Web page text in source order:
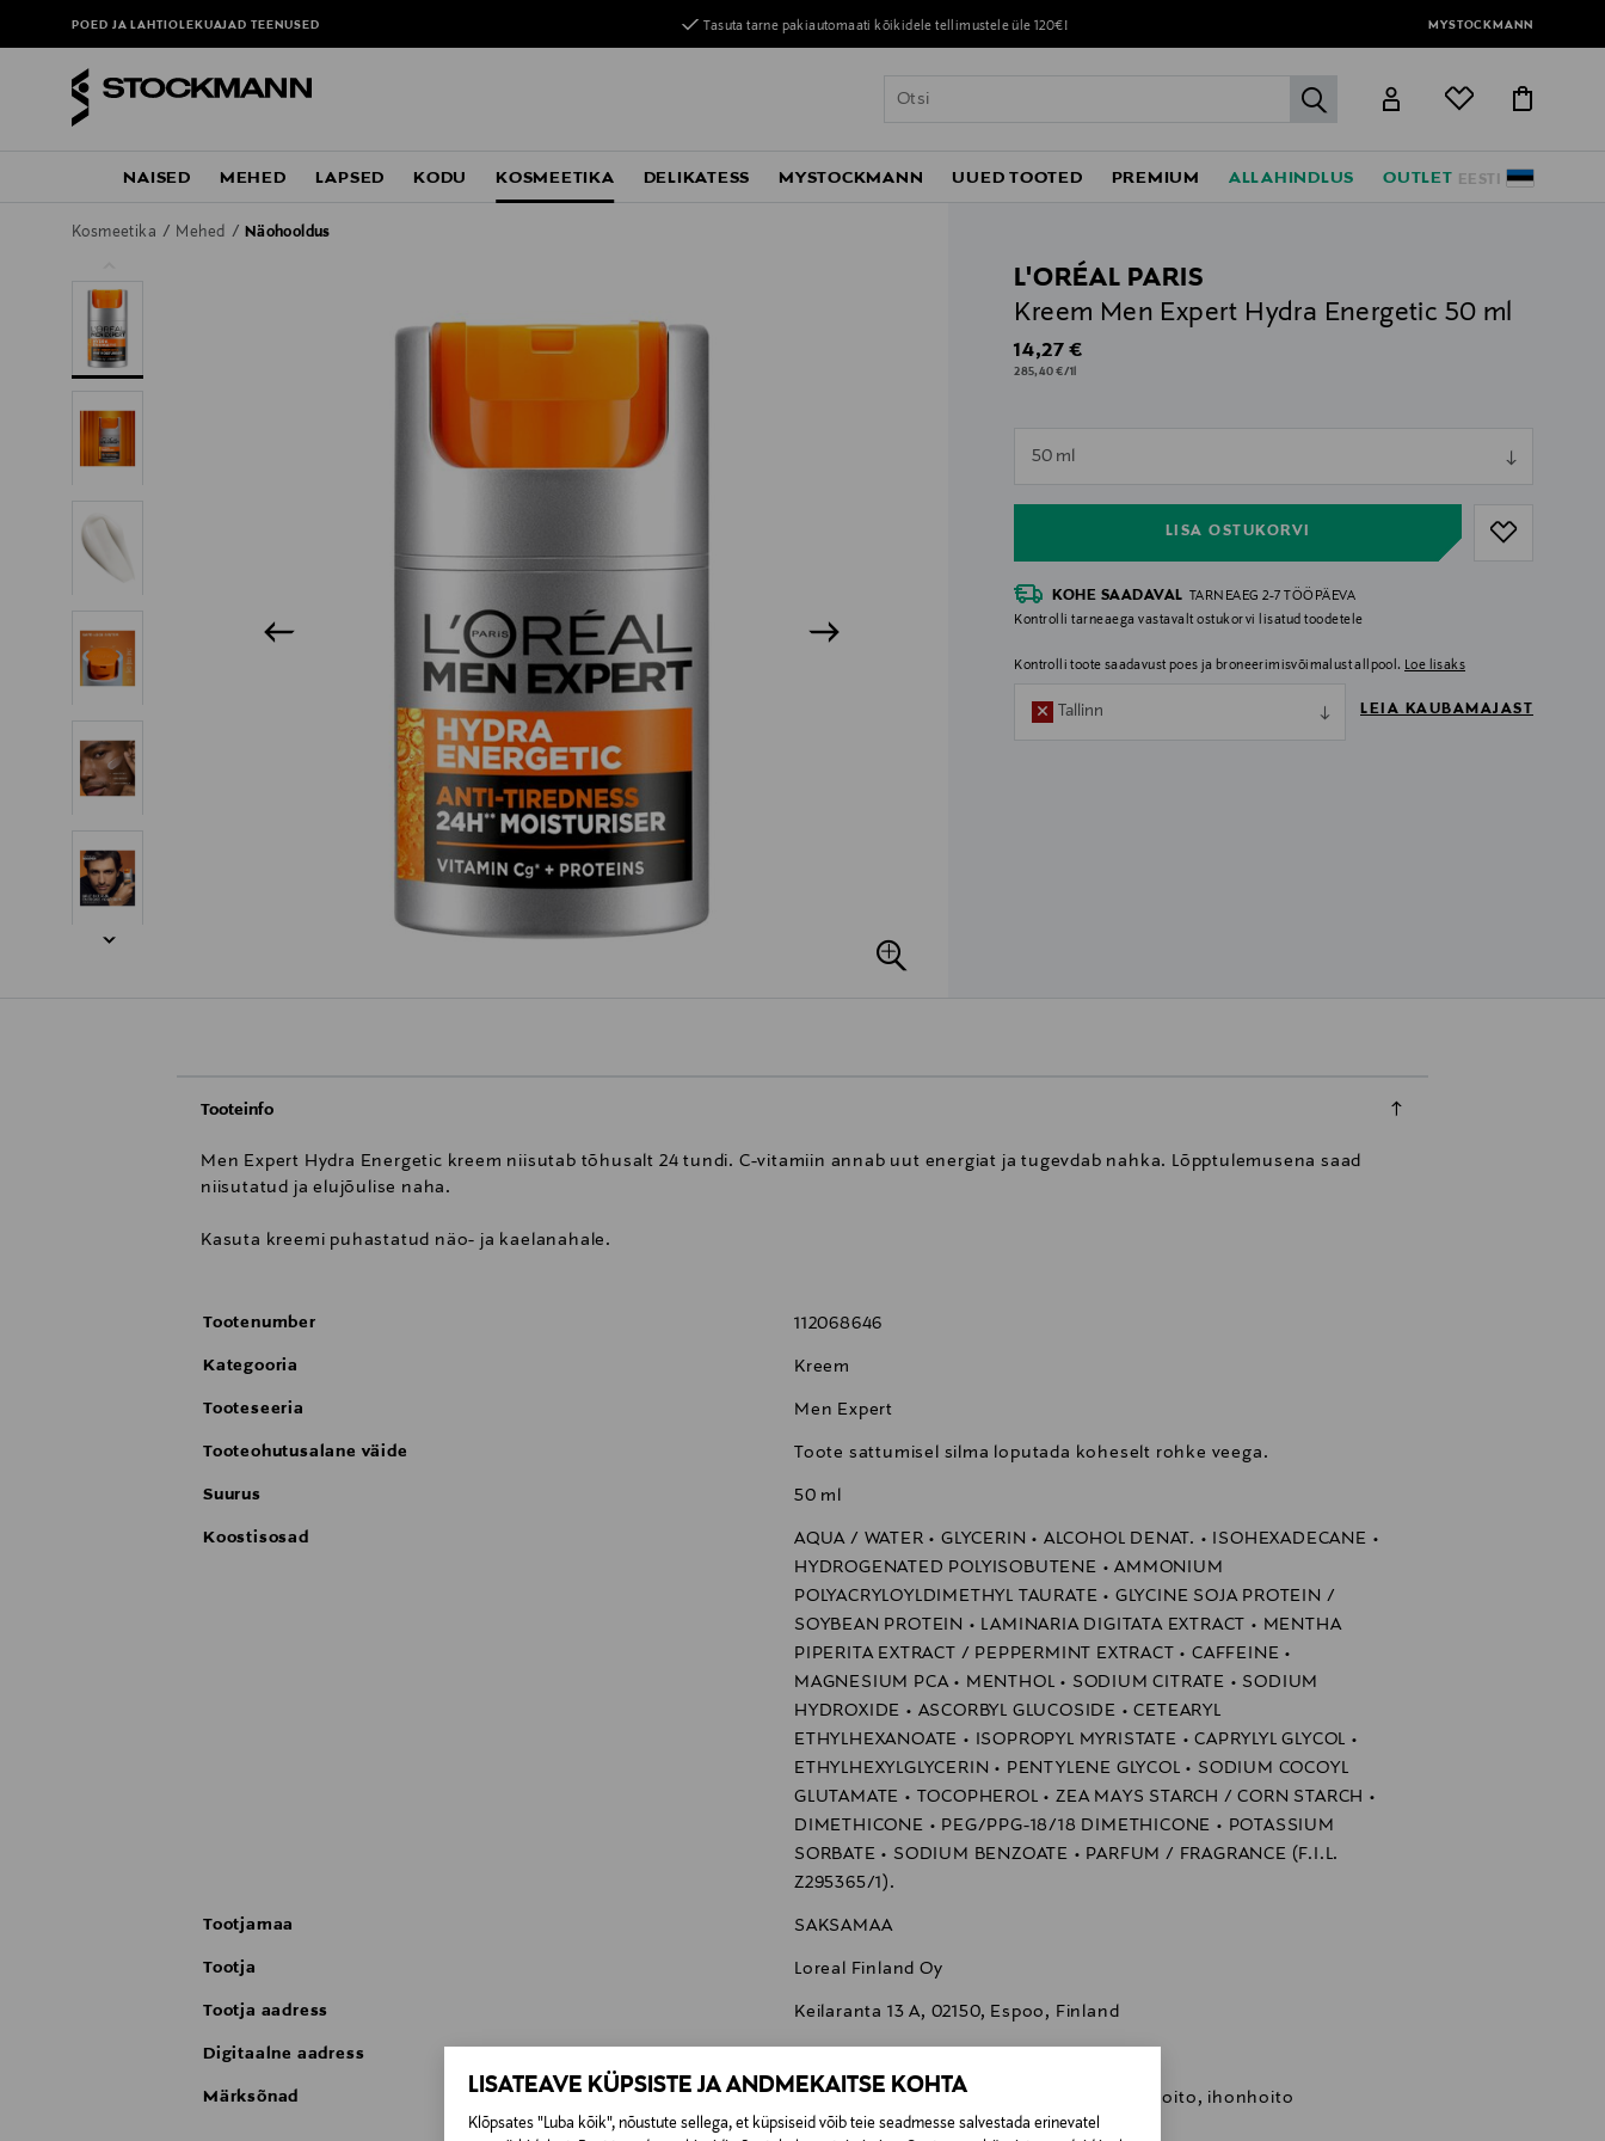
LISATEAVE KÜPSISTE JA ANDMEKAITSE KOHTA
Klõpsates "Luba kõik", nõustute sellega, et küpsiseid võib teie seadmesse salvestada erinevatel
POED JA LAHTIOLEKUAJADTEENUSED Tasuta tarne pakiautomaati kõikidele tellimustele üle 120€! MYSTOCKMANN
label.header.go
EESTI
NAISED MEHED LAPSED KODU KOSMEETIKA DELIKATESS MYSTOCKMANN UUED TOOTED PREMIUM ALLAHINDLUS OUTLET
Kosmeetika Mehed Näohooldus
L'ORÉAL PARIS
Kreem Men Expert Hydra Energetic 50 ml
Original Price
14,27 €
285,40 €/1l
50 ml
LISA OSTUKORVI
null
KOHE SAADAVAL TARNEAEG 2-7 TÖÖPÄEVA
Kontrolli tarneaega vastavalt ostukorvi lisatud toodetele
Kontrolli toote saadavust poes ja broneerimisvõimalust allpool. Loe lisaks
Tallinn LEIA KAUBAMAJAST
Tooteinfo
Men Expert Hydra Energetic kreem niisutab tõhusalt 24 tundi. C-vitamiin annab uut energiat ja tugevdab nahka. Lõpptulemusena saad
niisutatud ja elujõulise naha.
Kasuta kreemi puhastatud näo- ja kaelanahale.
Tootenumber 112068646
Kategooria Kreem
Tooteseeria Men Expert
Tooteohutusalane väide Toote sattumisel silma loputada koheselt rohke veega.
Suurus 50 ml
Koostisosad
AQUA / WATER • GLYCERIN • ALCOHOL DENAT. • ISOHEXADECANE •
HYDROGENATED POLYISOBUTENE • AMMONIUM
POLYACRYLOYLDIMETHYL TAURATE • GLYCINE SOJA PROTEIN /
SOYBEAN PROTEIN • LAMINARIA DIGITATA EXTRACT • MENTHA
PIPERITA EXTRACT / PEPPERMINT EXTRACT • CAFFEINE •
MAGNESIUM PCA • MENTHOL • SODIUM CITRATE • SODIUM
HYDROXIDE • ASCORBYL GLUCOSIDE • CETEARYL
ETHYLHEXANOATE • ISOPROPYL MYRISTATE • CAPRYLYL GLYCOL •
ETHYLHEXYLGLYCERIN • PENTYLENE GLYCOL • SODIUM COCOYL
GLUTAMATE • TOCOPHEROL • ZEA MAYS STARCH / CORN STARCH •
DIMETHICONE • PEG/PPG-18/18 DIMETHICONE • POTASSIUM
SORBATE • SODIUM BENZOATE • PARFUM / FRAGRANCE (F.I.L.
Z295365/1).
Tootjamaa SAKSAMAA
Tootja Loreal Finland Oy
Tootja aadress Keilaranta 13 A, 02150, Espoo, Finland
Digitaalne aadress
Märksõnad L'Oréal Paris Men Expert, loreal, kasvojenhoito, ihonhoito